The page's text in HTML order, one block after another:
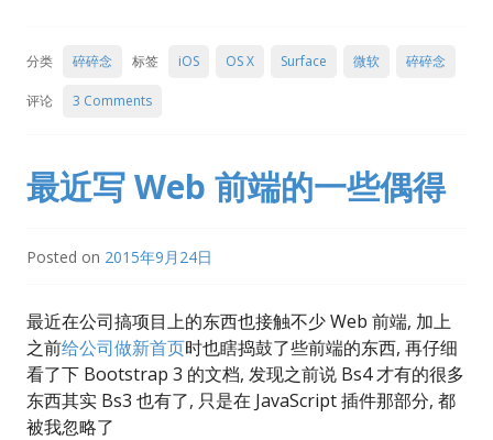
分类 碎碎念 标签 iOS OS X Surface 微软 碎碎念
评论 3 Comments
最近写 Web 前端的一些偶得
Posted on 2015年9月24日
最近在公司搞项目上的东西也接触不少 Web 前端, 加上
之前给公司做新首页时也瞎捣鼓了些前端的东西, 再仔细
看了下 Bootstrap 3 的文档, 发现之前说 Bs4 才有的很多
东西其实 Bs3 也有了, 只是在 JavaScript 插件那部分, 都
被我忽略了